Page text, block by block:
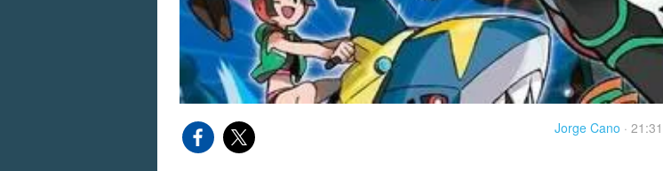
Jorge Cano ·